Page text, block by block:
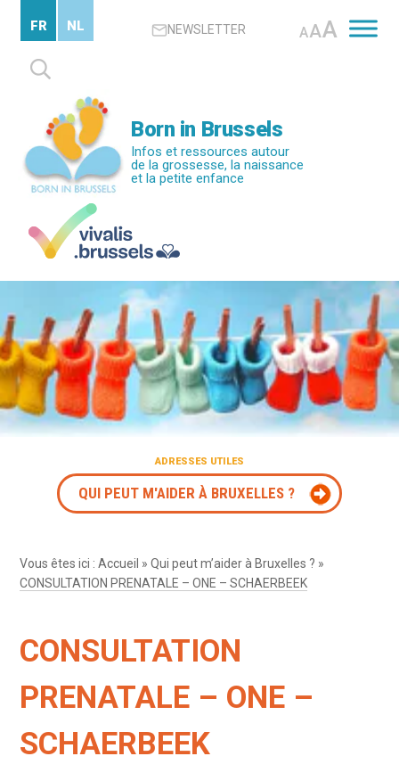
contenu
principal
NEWSLETTER AAA
Rechercher :
FR NL
Born in Brussels
Infos et ressources autour
de la grossesse, la naissance
et la petite enfance
ADRESSES UTILES
QUI PEUT M'AIDER À BRUXELLES ?
Vous êtes ici :Accueil »Qui peut m’aider à Bruxelles ? »
CONSULTATION PRENATALE – ONE – SCHAERBEEK
CONSULTATION
PRENATALE – ONE –
SCHAERBEEK